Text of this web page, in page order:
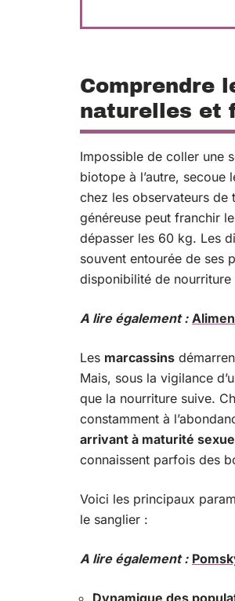
Comprendre
naturelles et
Impossible de coller une
biotope à l’autre, secoue
chez les observateurs de
généreuse peut franchir
dépasser les 60 kg. Les
souvent entourée de ses
disponibilité de nourriture
A lire également :
Les marcassins
Mais, sous la vigilance
que la nourriture suive.
constamment à
arrivant à maturité
connaissent parfois des
Voici les principaux
le sanglier :
A lire également :
Dynamique des